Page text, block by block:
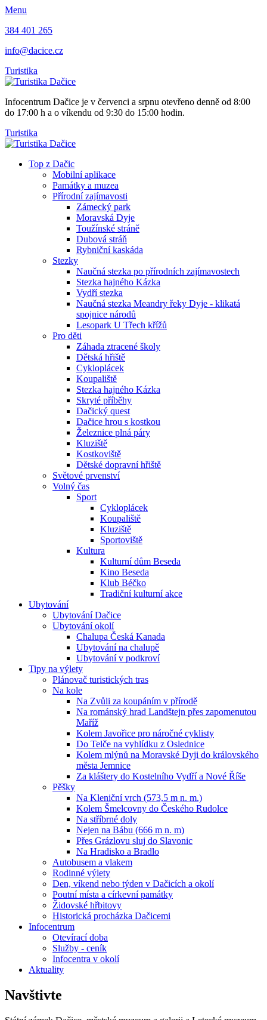
Menu
384 401 265
info@dacice.cz
Turistika
Infocentrum Dačice je v červenci a srpnu otevřeno denně od 8:00
do 17:00 h a o víkendu od 9:30 do 15:00 hodin.
Turistika
Top z Dačic
Mobilní aplikace
Památky a muzea
Přírodní zajímavosti
Zámecký park
Moravská Dyje
Toužínské stráně
Dubová stráň
Rybniční kaskáda
Stezky
Naučná stezka po přírodních zajímavostech
Stezka hajného Kázka
Vydří stezka
Naučná stezka Meandry řeky Dyje - klikatá
spojnice národů
Lesopark U Třech křížů
Pro děti
Záhada ztracené školy
Dětská hřiště
Cykloplácek
Koupaliště
Stezka hajného Kázka
Skryté příběhy
Dačický quest
Dačice hrou s kostkou
Železnice plná páry
Kluziště
Kostkoviště
Dětské dopravní hřiště
Světové prvenství
Volný čas
Sport
Cykloplácek
Koupaliště
Kluziště
Sportoviště
Kultura
Kulturní dům Beseda
Kino Beseda
Klub Béčko
Tradiční kulturní akce
Ubytování
Ubytování Dačice
Ubytování okolí
Chalupa Česká Kanada
Ubytování na chalupě
Ubytování v podkroví
Tipy na výlety
Plánovač turistických tras
Na kole
Na Zvůli za koupáním v přírodě
Na románský hrad Landštejn přes zapomenutou
Maříž
Kolem Javořice pro náročné cyklisty
Do Telče na vyhlídku z Oslednice
Kolem mlýnů na Moravské Dyji do královského
města Jemnice
Za kláštery do Kostelního Vydří a Nové Říše
Pěšky
Na Kleniční vrch (573,5 m n. m.)
Kolem Šmelcovny do Českého Rudolce
Na stříbrné doly
Nejen na Bábu (666 m n. m)
Přes Grázlovu sluj do Slavonic
Na Hradisko a Bradlo
Autobusem a vlakem
Rodinné výlety
Den, víkend nebo týden v Dačicích a okolí
Poutní místa a církevní památky
Židovské hřbitovy
Historická procházka Dačicemi
Infocentrum
Otevírací doba
Služby - ceník
Infocentra v okolí
Aktuality
Navštivte